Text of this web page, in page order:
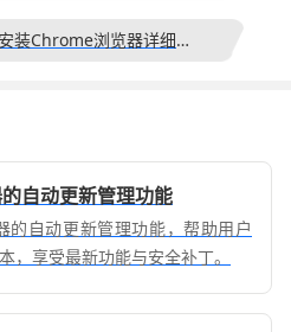
Mac系统安装Chrome浏览器详细流程分享
自动更新管理功能
自动更新管理功能，帮助用户
，享受最新功能与安全补丁。